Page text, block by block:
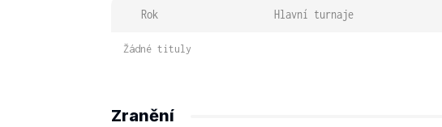
Rok Hlavní turnaje
Žádné tituly
Zranění